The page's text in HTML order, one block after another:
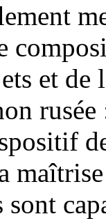
et
sont